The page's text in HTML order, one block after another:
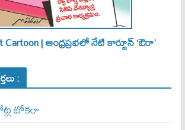
Cartoon | ఆంధ్రప్రభలో నేటి కార్టూన్ ‘ఔరా’
:
టోకరా